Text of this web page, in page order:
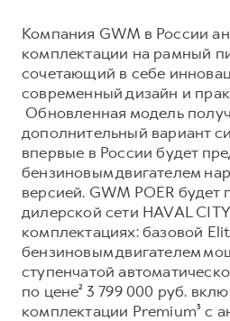
F7
от 2 899 000 ₽ от
POER
от 3 449 000 ₽
Кредит
КОРПОРАТИВНЫМ
Для малого бизнеса
Корпоративным клиентам
Крупным корпоративным
Система управления
Сервис для корпоративных
HAVAL Лизинг
GWM Безопасность
Гарантия HAVAL
Мобильное приложение
Программа «HAVAL
Руководства по
Подписки
АКСЕССУАРЫ HAVAL
Автомобильные
Компания GWM в России
комплектации на рамный
сочетающий в себе
современный дизайн и
Обновленная модель
дополнительный вариант
впервые в России будет
бензиновым двигателем
версией. GWM POER будет
дилерской сети HAVAL
комплектациях: базовой
бензиновым двигателем
ступенчатой
по цене² 3 799 000 руб.
комплектации Premium³ с